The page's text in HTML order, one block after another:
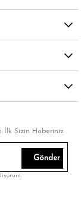
İlk Sizin Haberiniz
Gönder